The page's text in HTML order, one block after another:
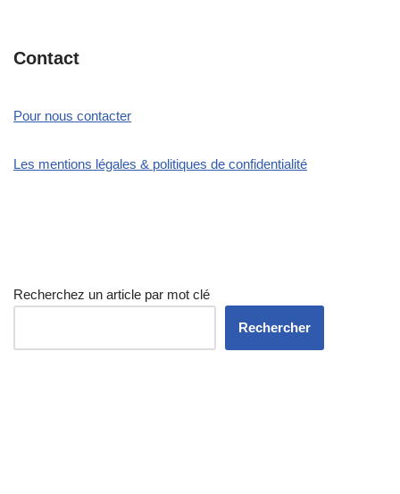
Contact
Pour nous contacter
Les mentions légales & politiques de confidentialité
Recherchez un article par mot clé
Rechercher